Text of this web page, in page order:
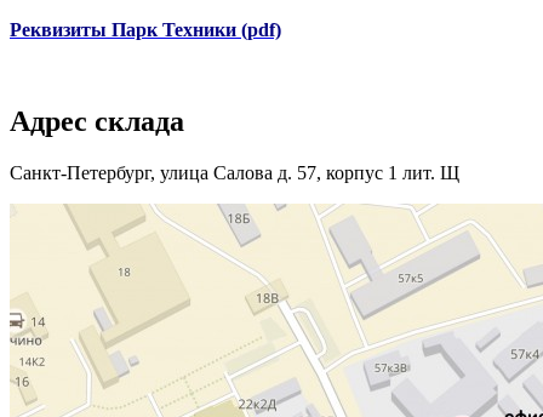
Реквизиты Парк Техники (pdf)
Адрес склада
Санкт-Петербург, улица Салова д. 57, корпус 1 лит. Щ